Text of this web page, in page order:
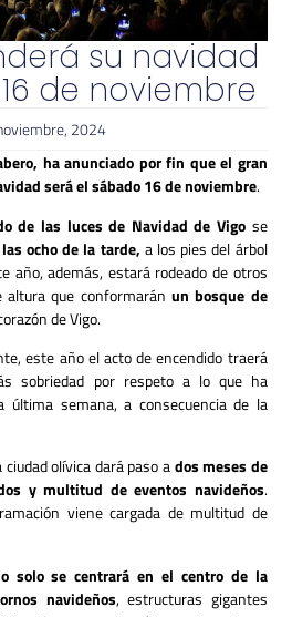
su navidad
de noviembre
2024
ha anunciado por fin que el gran
será el sábado 16 de noviembre.
de las luces de Navidad de Vigo se
ocho de la tarde, a los pies del árbol
año, además, estará rodeado de otros
que conformarán un bosque de
de Vigo.
este año el acto de encendido traerá
sobriedad por respeto a lo que ha
última semana, a consecuencia de la
olívica dará paso ados meses de
y multitud de eventos navideños.
viene cargada de multitud de
solo se centrará en el centro de la
navideños, estructuras gigantes